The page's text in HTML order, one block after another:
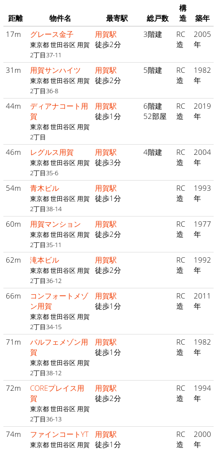
距離 物件名 最寄駅 総戸数
構
造
築年
17m
グレース金子
東京都 世田谷区 用賀
2丁目37-11
用賀駅
徒歩2分
3階建
RC
造
2005
年
31m 用賀サンハイツ
東京都 世田谷区 用賀
2丁目36-8
用賀駅
徒歩2分
5階建
RC
造
1982
年
44m
ディアナコート用
賀
東京都 世田谷区 用賀
2丁目
用賀駅
徒歩1分
6階建
52部屋
RC
造
2019
年
46m レグルス用賀
東京都 世田谷区 用賀
2丁目35-6
用賀駅
徒歩3分
4階建
RC
造
2004
年
54m 青木ビル
東京都 世田谷区 用賀
2丁目38-14
用賀駅
徒歩1分
RC
造
1993
年
60m 用賀マンション
東京都 世田谷区 用賀
2丁目35-11
用賀駅
徒歩2分
RC
造
1977
年
62m 滝本ビル
東京都 世田谷区 用賀
2丁目36-12
用賀駅
徒歩2分
RC
造
1992
年
66m
コンフォートメゾ
ン用賀
東京都 世田谷区 用賀
2丁目34-15
用賀駅
徒歩1分
RC
造
2011
年
71m
パルフェメゾン用
賀
東京都 世田谷区 用賀
2丁目38-12
用賀駅
徒歩1分
RC
造
1982
年
72m
COREプレイス用
賀
東京都 世田谷区 用賀
2丁目36-13
用賀駅
徒歩2分
RC
造
1994
年
74m ファインコートYT
東京都 世田谷区 用賀
用賀駅
徒歩1分
RC
造
2000
年